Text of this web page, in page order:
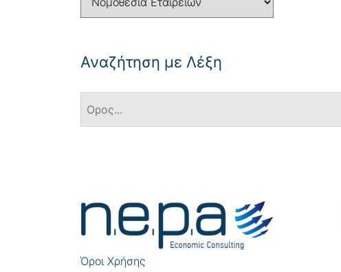
Αναζήτηση με Λέξη
άρθρων
Όροι Χρήσης